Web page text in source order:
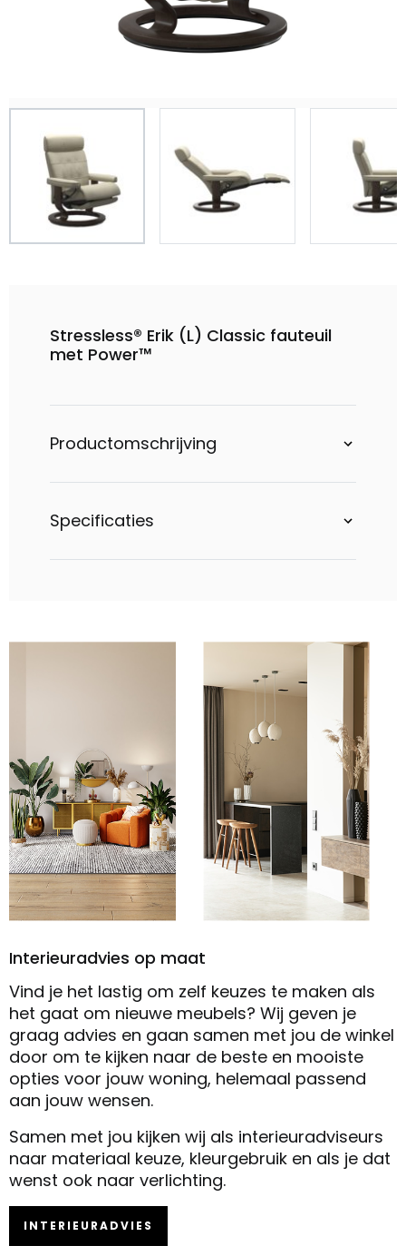
Stressless® Erik (L) Classic fauteuil
met Power™
Productomschrijving
Specificaties
Interieuradvies op maat
Vind je het lastig om zelf keuzes te maken als
het gaat om nieuwe meubels? Wij geven je
graag advies en gaan samen met jou de winkel
door om te kijken naar de beste en mooiste
opties voor jouw woning, helemaal passend
aan jouw wensen.
Samen met jou kijken wij als interieuradviseurs
naar materiaal keuze, kleurgebruik en als je dat
wenst ook naar verlichting.
INTERIEURADVIES